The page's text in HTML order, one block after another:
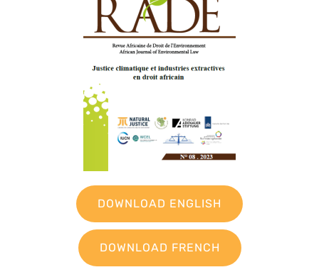
DOWNLOAD ENGLISH
DOWNLOAD FRENCH